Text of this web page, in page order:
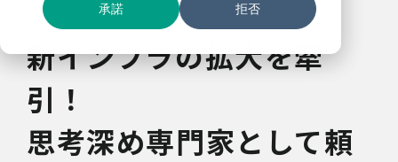
承諾 拒否
新インフラの拡大を牽
引！
思考深め専門家として頼